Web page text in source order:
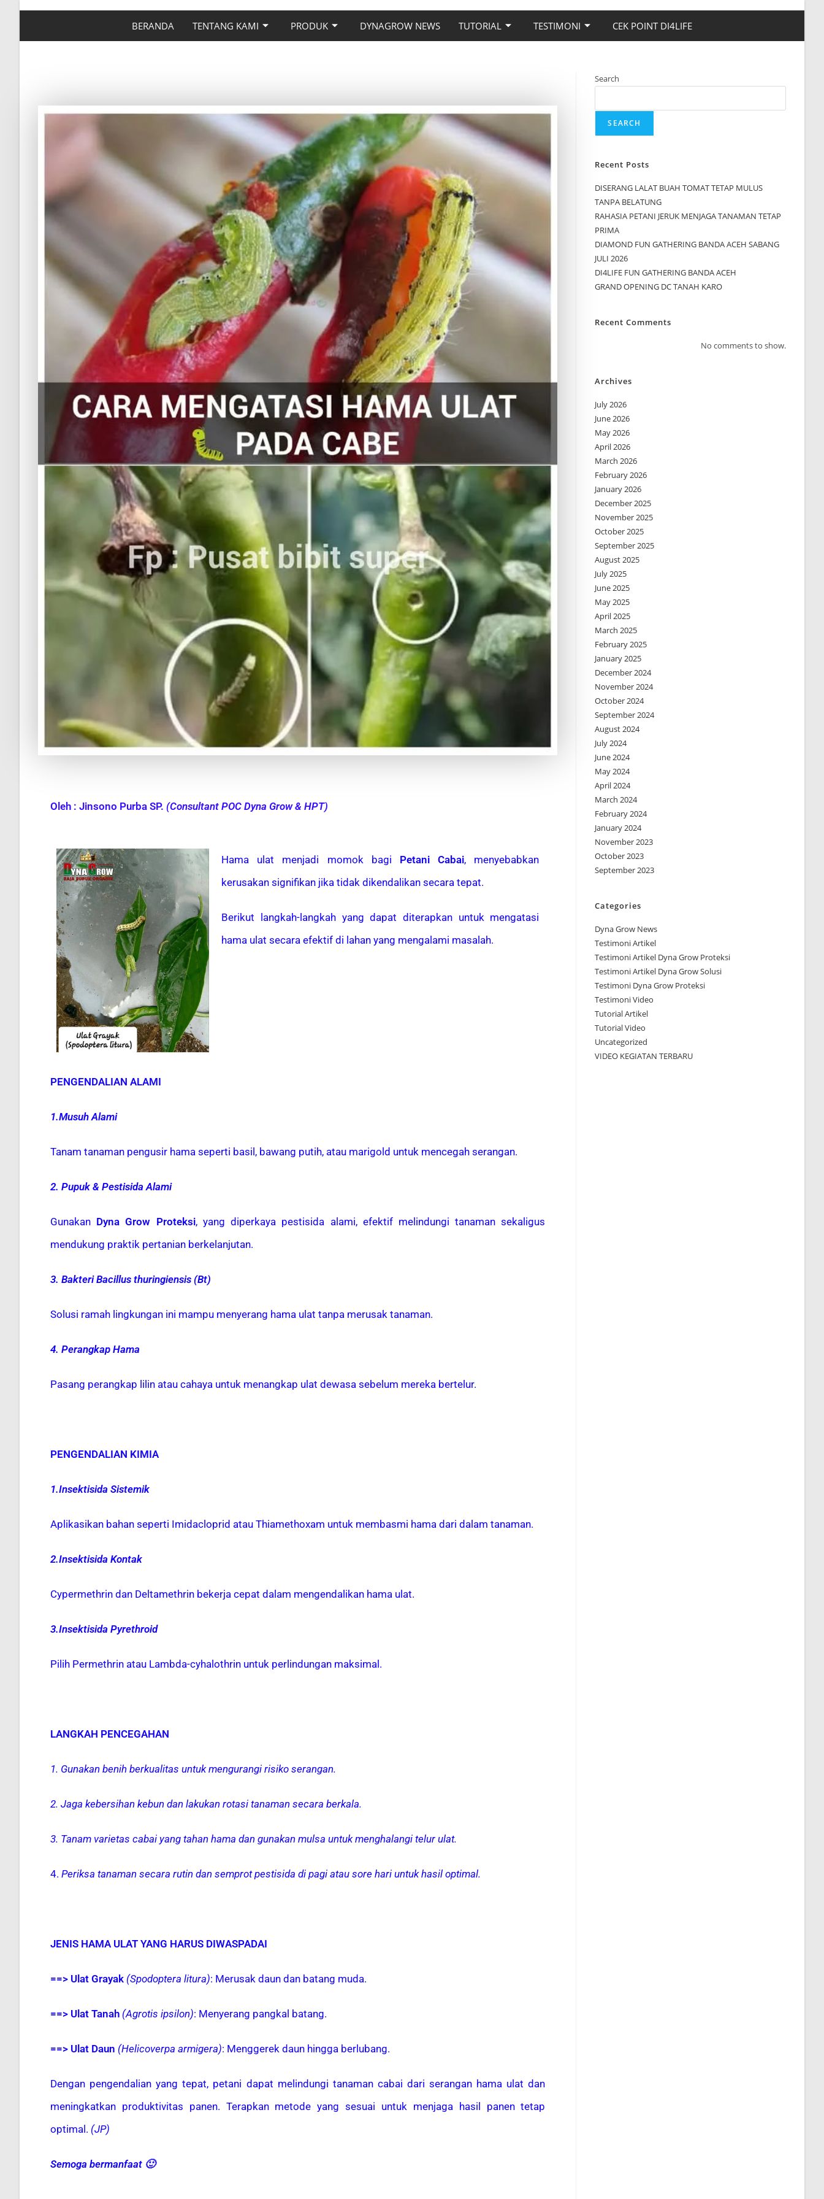
BERANDA TENTANG KAMI PRODUK DYNAGROW NEWS TUTORIAL TESTIMONI CEK POINT DI4LIFE
Oleh : Jinsono Purba SP. (Consultant POC Dyna Grow & HPT)
Hama ulat menjadi momok bagi Petani Cabai, menyebabkan
kerusakan signifikan jika tidak dikendalikan secara tepat.
Berikut langkah-langkah yang dapat diterapkan untuk mengatasi
hama ulat secara efektif di lahan yang mengalami masalah.
PENGENDALIAN ALAMI
1.Musuh Alami
Tanam tanaman pengusir hama seperti basil, bawang putih, atau marigold untuk mencegah serangan.
2. Pupuk & Pestisida Alami
Gunakan Dyna Grow Proteksi, yang diperkaya pestisida alami, efektif melindungi tanaman sekaligus
mendukung praktik pertanian berkelanjutan.
3. Bakteri Bacillus thuringiensis (Bt)
Solusi ramah lingkungan ini mampu menyerang hama ulat tanpa merusak tanaman.
4. Perangkap Hama
Pasang perangkap lilin atau cahaya untuk menangkap ulat dewasa sebelum mereka bertelur.
PENGENDALIAN KIMIA
1.Insektisida Sistemik
Aplikasikan bahan seperti Imidacloprid atau Thiamethoxam untuk membasmi hama dari dalam tanaman.
2.Insektisida Kontak
Cypermethrin dan Deltamethrin bekerja cepat dalam mengendalikan hama ulat.
3.Insektisida Pyrethroid
Pilih Permethrin atau Lambda-cyhalothrin untuk perlindungan maksimal.
LANGKAH PENCEGAHAN
1. Gunakan benih berkualitas untuk mengurangi risiko serangan.
2. Jaga kebersihan kebun dan lakukan rotasi tanaman secara berkala.
3. Tanam varietas cabai yang tahan hama dan gunakan mulsa untuk menghalangi telur ulat.
4. Periksa tanaman secara rutin dan semprot pestisida di pagi atau sore hari untuk hasil optimal.
JENIS HAMA ULAT YANG HARUS DIWASPADAI
==> Ulat Grayak (Spodoptera litura): Merusak daun dan batang muda.
==> Ulat Tanah (Agrotis ipsilon): Menyerang pangkal batang.
==> Ulat Daun (Helicoverpa armigera): Menggerek daun hingga berlubang.
Dengan pengendalian yang tepat, petani dapat melindungi tanaman cabai dari serangan hama ulat dan
meningkatkan produktivitas panen. Terapkan metode yang sesuai untuk menjaga hasil panen tetap
optimal. (JP)
Semoga bermanfaat 🙂
Search
SEARCH
Recent Posts
DISERANG LALAT BUAH TOMAT TETAP MULUS
TANPA BELATUNG
RAHASIA PETANI JERUK MENJAGA TANAMAN TETAP
PRIMA
DIAMOND FUN GATHERING BANDA ACEH SABANG
JULI 2026
DI4LIFE FUN GATHERING BANDA ACEH
GRAND OPENING DC TANAH KARO
Recent Comments
No comments to show.
Archives
July 2026
June 2026
May 2026
April 2026
March 2026
February 2026
January 2026
December 2025
November 2025
October 2025
September 2025
August 2025
July 2025
June 2025
May 2025
April 2025
March 2025
February 2025
January 2025
December 2024
November 2024
October 2024
September 2024
August 2024
July 2024
June 2024
May 2024
April 2024
March 2024
February 2024
January 2024
November 2023
October 2023
September 2023
Categories
Dyna Grow News
Testimoni Artikel
Testimoni Artikel Dyna Grow Proteksi
Testimoni Artikel Dyna Grow Solusi
Testimoni Dyna Grow Proteksi
Testimoni Video
Tutorial Artikel
Tutorial Video
Uncategorized
VIDEO KEGIATAN TERBARU